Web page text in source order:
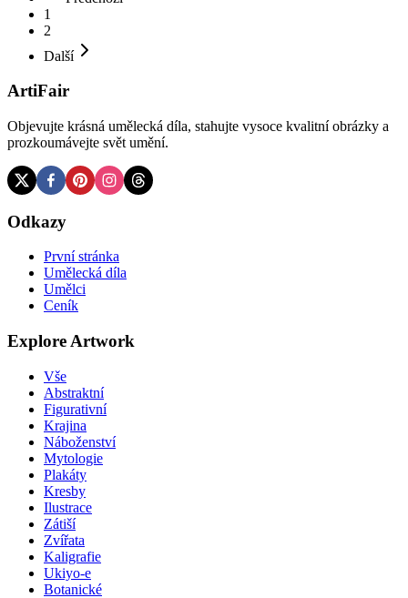
1
2
Další
ArtiFair
Objevujte krásná umělecká díla, stahujte vysoce kvalitní obrázky a
prozkoumávejte svět umění.
Odkazy
První stránka
Umělecká díla
Umělci
Ceník
Explore Artwork
Vše
Abstraktní
Figurativní
Krajina
Náboženství
Mytologie
Plakáty
Kresby
Ilustrace
Zátiší
Zvířata
Kaligrafie
Ukiyo-e
Botanické